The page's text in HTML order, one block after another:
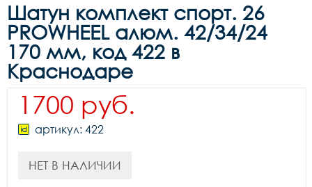
Шатун комплект спорт. 26
PROWHEEL алюм. 42/34/24
170 мм, код 422 в
Краснодаре
1700 руб.
артикул: 422
НЕТ В НАЛИЧИИ